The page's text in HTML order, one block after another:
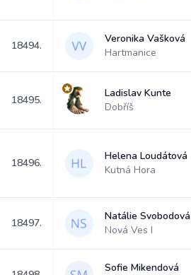
18494.
Veronika Vašková
Hartmanice
18495.
Ladislav Kunte
Dobříš
18496.
Helena Loudátová
Kutná Hora
18497.
Natálie Svobodová
Nová Ves I
Sofie Mikendová